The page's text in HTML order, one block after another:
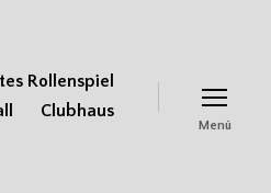
Rollenspiel
Clubhaus
Menü